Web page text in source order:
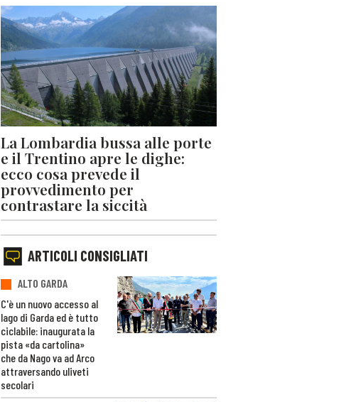
La Lombardia bussa alle porte
e il Trentino apre le dighe:
ecco cosa prevede il
provvedimento per
contrastare la siccità
ARTICOLI CONSIGLIATI
ALTO GARDA
C'è un nuovo accesso al
lago di Garda ed è tutto
ciclabile: inaugurata la
pista «da cartolina»
che da Nago va ad Arco
attraversando uliveti
secolari